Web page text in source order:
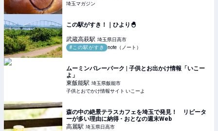
埼玉マガジン
この駅がすき！｜ひより🐣
武蔵高萩駅 埼玉県日高市
#この駅がすき
note（ノート）
ムーミンバレーパーク | 子供とお出かけ情報「いこー
よ」
東飯能駅 埼玉県飯能市
子供とおでかけ情報サイト いこーよ
森の中の絶景テラスカフェを埼玉で発見！ リピータ
ーが多い理由に納得 - おとなの週末Web
高麗駅 埼玉県日高市